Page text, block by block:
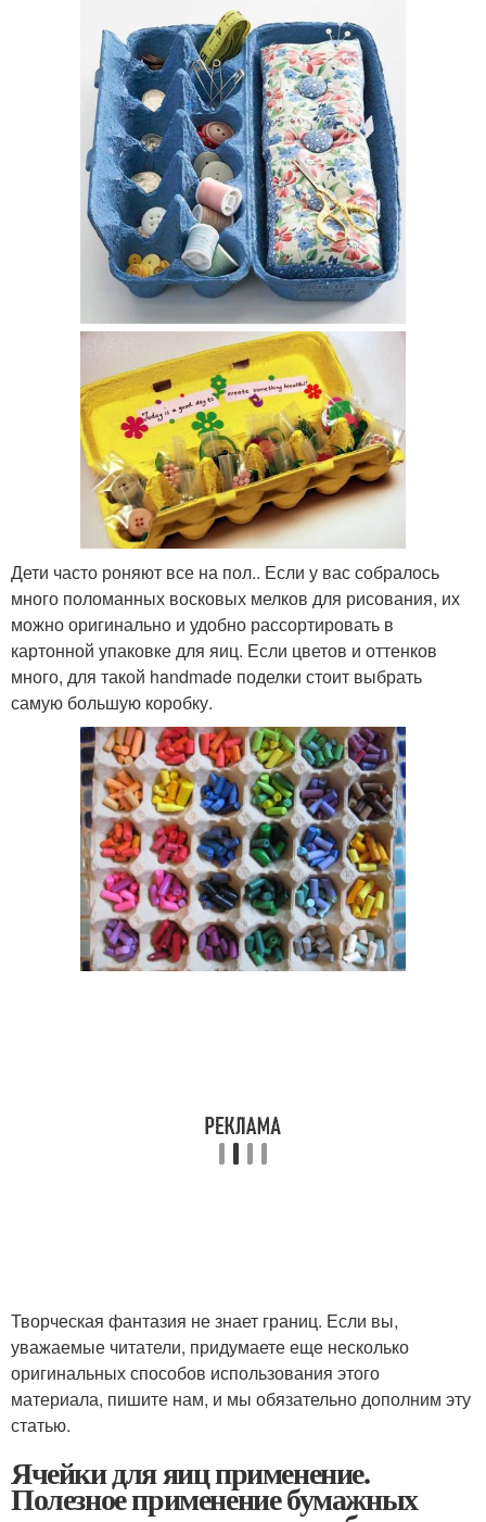
Дети часто роняют все на пол.. Если у вас собралось
много поломанных восковых мелков для рисования, их
можно оригинально и удобно рассортировать в
картонной упаковке для яиц. Если цветов и оттенков
много, для такой handmade поделки стоит выбрать
самую большую коробку.
Творческая фантазия не знает границ. Если вы,
уважаемые читатели, придумаете еще несколько
оригинальных способов использования этого
материала, пишите нам, и мы обязательно дополним эту
статью.
Ячейки для яиц применение.
Полезное применение бумажных